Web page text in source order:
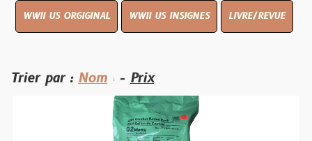
WWII US ORGIGINAL WWII US INSIGNES LIVRE/REVUE
Trier par : Nom - Prix